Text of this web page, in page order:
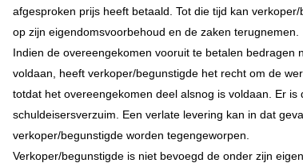
afgesproken prijs heeft betaald. Tot die tijd kan
op zijn eigendomsvoorbehoud en de zaken terugnemen.
Indien de overeengekomen vooruit te betalen bedragen
voldaan, heeft verkoper/begunstigde het recht om de
totdat het overeengekomen deel alsnog is voldaan. Er is
schuldeisersverzuim. Een verlate levering kan in dat
verkoper/begunstigde worden tegengeworpen.
Verkoper/begunstigde is niet bevoegd de onder zijn